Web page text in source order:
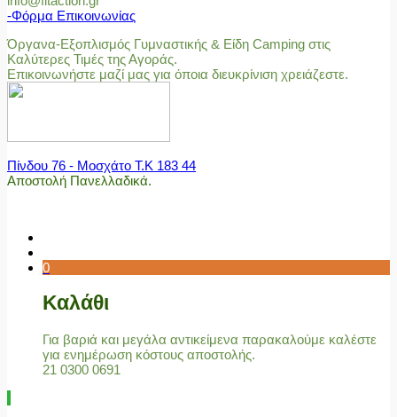
-Φόρμα Επικοινωνίας
Όργανα-Εξοπλισμός Γυμναστικής & Είδη Camping στις
Καλύτερες Τιμές της Αγοράς.
Επικοινωνήστε μαζί μας για όποια διευκρίνιση χρειάζεστε.
Πίνδου 76 - Μοσχάτο Τ.Κ 183 44
Αποστολή Πανελλαδικά.
0
Καλάθι
Για βαριά και μεγάλα αντικείμενα παρακαλούμε καλέστε
για ενημέρωση κόστους αποστολής.
21 0300 0691